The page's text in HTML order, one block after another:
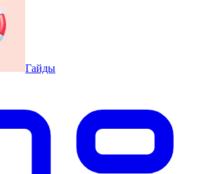
Гайды